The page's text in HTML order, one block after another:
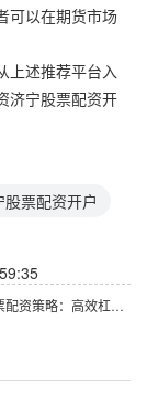
可以在期货市场
上述推荐平台入
济宁股票配资开
股票配资开户
股票配资策略：高效杠杆投资与风险控制技巧